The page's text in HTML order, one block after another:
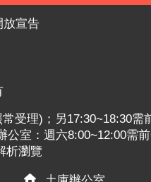
放宣告
常受理)；另17:30~18:30
室：週六8:00~12:00需
析瀏覽